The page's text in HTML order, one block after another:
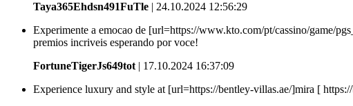
Taya365Ehdsn491FuTle | 24.10.2024 12:56:29
Experimente a emocao de [url=https://www.kto.com/pt/cassino/game/
premios incriveis esperando por voce!
FortuneTigerJs649tot | 17.10.2024 16:37:09
Experience luxury and style at [url=https://bentley-villas.ae/]mira [